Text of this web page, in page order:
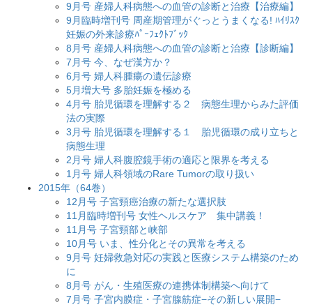
9月号 産婦人科病態への血管の診断と治療【治療編】
9月臨時増刊号 周産期管理がぐっとうまくなる! ﾊｲﾘｽｸ
妊娠の外来診療ﾊﾟｰﾌｪｸﾄﾌﾞｯｸ
8月号 産婦人科病態への血管の診断と治療【診断編】
7月号 今、なぜ漢方か？
6月号 婦人科腫瘍の遺伝診療
5月増大号 多胎妊娠を極める
4月号 胎児循環を理解する２ 病態生理からみた評価
法の実際
3月号 胎児循環を理解する１ 胎児循環の成り立ちと
病態生理
2月号 婦人科腹腔鏡手術の適応と限界を考える
1月号 婦人科領域のRare Tumorの取り扱い
2015年（64巻）
12月号 子宮頸癌治療の新たな選択肢
11月臨時増刊号 女性ヘルスケア 集中講義！
11月号 子宮頸部と峡部
10月号 いま、性分化とその異常を考える
9月号 妊婦救急対応の実践と医療システム構築のため
に
8月号 がん・生殖医療の連携体制構築へ向けて
7月号 子宮内膜症・子宮腺筋症−その新しい展開−